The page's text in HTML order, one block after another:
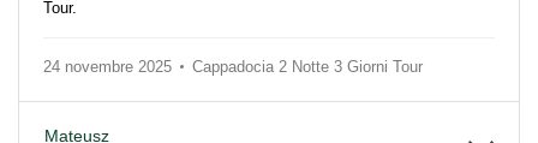
Tour.
24 novembre 2025 Cappadocia 2 Notte 3 Giorni Tour
Mateusz